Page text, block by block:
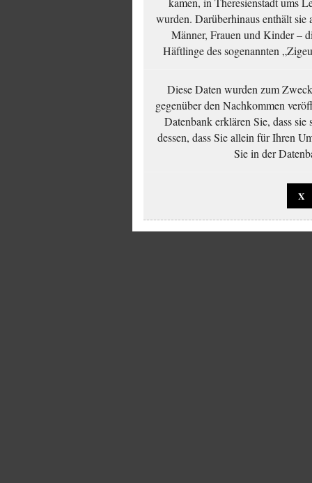
wurden. Darüberhinaus enthält
Männer, Frauen und Kinder –
Häftlinge des sogenannten
Diese Daten wurden zum
gegenüber den Nachkommen
Datenbank erklären Sie, dass sie
dessen, dass Sie allein für Ihren
Sie in der
X